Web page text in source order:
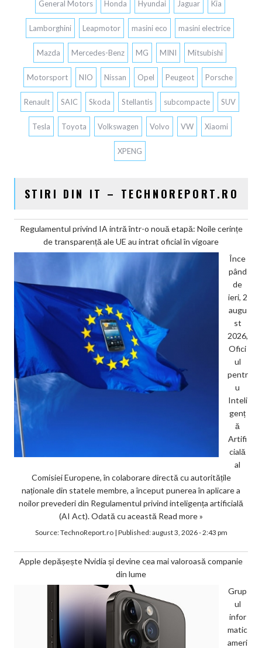
General Motors Honda Hyundai Jaguar Kia
Lamborghini Leapmotor masini eco masini electrice
Mazda Mercedes-Benz MG MINI Mitsubishi
Motorsport NIO Nissan Opel Peugeot Porsche
Renault SAIC Skoda Stellantis subcompacte SUV
Tesla Toyota Volkswagen Volvo VW Xiaomi
XPENG
STIRI DIN IT – TECHNOREPORT.RO
Regulamentul privind IA intră într-o nouă etapă: Noile cerințe
de transparență ale UE au intrat oficial în vigoare
Înce
pând
de
ieri, 2
augu
st
2026,
Ofici
ul
pentr
u
Inteli
genț
ă
Artifi
cială
al
Comisiei Europene, în colaborare directă cu autoritățile
naționale din statele membre, a început punerea în aplicare a
noilor prevederi din Regulamentul privind inteligența artificială
(AI Act). Odată cu această Read more »
Source:TechnoReport.ro| Published:august 3, 2026 - 2:43 pm
Apple depășește Nvidia și devine cea mai valoroasă companie
din lume
Grup
ul
infor
matic
ameri